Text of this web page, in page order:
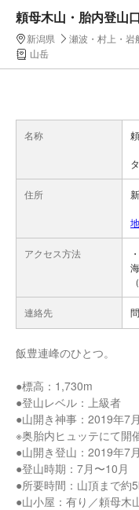
頼母木山・胎内登山口
新潟県
瀬波・村上・岩
山岳
名称
住所
アクセス方法
連絡先
飯豊連峰のひとつ。
●標高：1,730m
●登山レベル：上級者
●山開き神事：2019年7
※奥胎内ヒュッテにて開
●山開き登山：2019年7
●登山時期：7月〜10月
●所要時間：山頂まで約
●山小屋：有り／頼母木